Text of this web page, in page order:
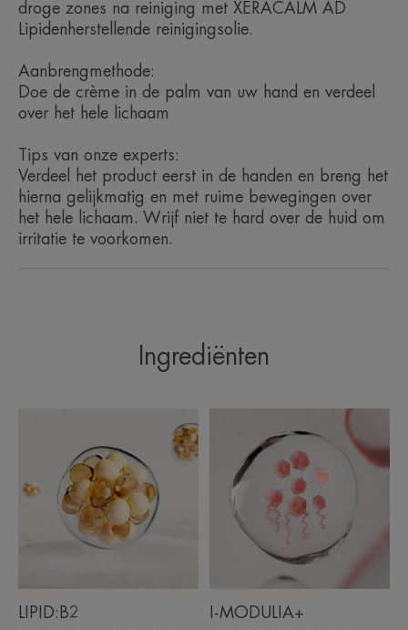
XERACALM AD crème voorziet
een doeltreffende verzachting en
werkt preventief om pieken van
ernstige droogheid te voorkomen.
Voordeel
Een voedende crème die de barrièrefunctie van de
Getest onder dermatologisch en pediatrisch
• ANTI-JEUK: een erkende doeltreffendheid in geval
van atopisch eczeem (categorie "Emolliënt PLUS*)
• VERZACHT onmiddellijk en langdurig.**
• LIPIDENHERSTELLEND: dankzij een gepatenteerd
voedingsstoffencomplex, zeer geconcentreerd in
vetzuren.
MILIEU
droge zones na reiniging met XERACALM AD
Lipidenherstellende reinigingsolie.
Aanbrengmethode:
Doe de crème in de palm van uw hand en verdeel
over het hele lichaam
Tips van onze experts:
Verdeel het product eerst in de handen en breng het
hierna gelijkmatig en met ruime bewegingen over
het hele lichaam. Wrijf niet te hard over de huid om
irritatie te voorkomen.
Ingrediënten
LIPID:B2 I-MODULIA+